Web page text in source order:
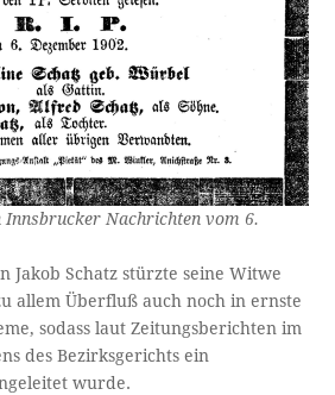
Innsbrucker Nachrichten vom 6.
Jakob Schatz stürzte seine Witwe
allem Überfluß auch noch in ernste
sodass laut Zeitungsberichten im
des Bezirksgerichts ein
wurde.